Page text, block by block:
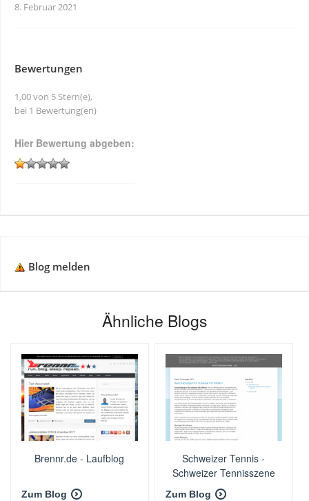
8. Februar 2021
Bewertungen
1,00 von 5 Stern(e),
bei 1 Bewertung(en)
Hier Bewertung abgeben:
Blog melden
Ähnliche Blogs
Brennr.de - Laufblog
Zum Blog
Schweizer Tennis -
Schweizer Tennisszene
aktuell
Zum Blog